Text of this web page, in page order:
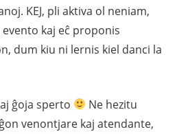
KEJ, pli aktiva ol neniam,
kaj eĉ proponis
dum kiu ni lernis kiel danci la
ĝoja sperto
Ne hezitu
venontjare kaj atendante,